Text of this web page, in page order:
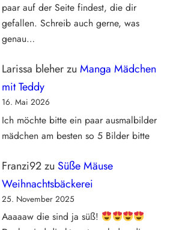
paar auf der Seite findest, die dir
gefallen. Schreib auch gerne, was
genau…
Larissa bleherzu Manga Mädchen
mit Teddy
16. Mai 2026
Ich möchte bitte ein paar ausmalbilder
mädchen am besten so 5 Bilder bitte
Franzi92zu Süße Mäuse
Weihnachtsbäckerei
25. November 2025
Aaaaaw die sind ja süß!